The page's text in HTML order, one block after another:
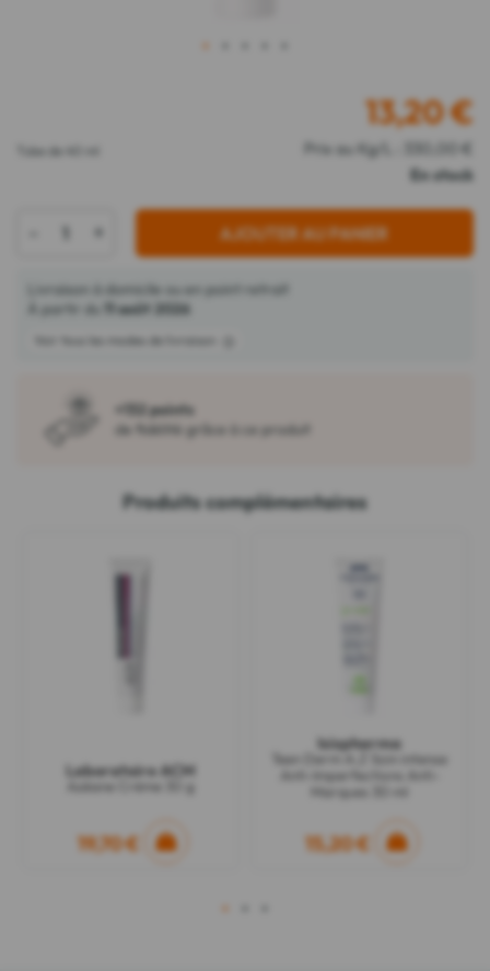
1
Tube de 40 ml
13,20€
Prix au Kg/L : 330,00 €
En stock
+ AJOUTER AU PANIER
Livraison à domicile ou en point retrait
À partir du
11 août 2026
Voir tous les modes de livraison
+132 points
de fidélité grâce à ce produit
Produits complémentaires
Laboratoire ACM
19,70 €
Isispharma
Teen Derm A.Z Soin intense
Anti-Imperfections Anti-
Marques 30 ml
15,20 €
1